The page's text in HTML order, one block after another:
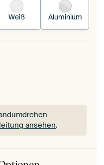
Weiß Aluminium
ansehen.
ansehen